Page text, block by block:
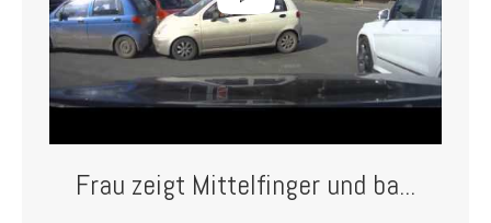
Frau zeigt Mittelfinger und ba...